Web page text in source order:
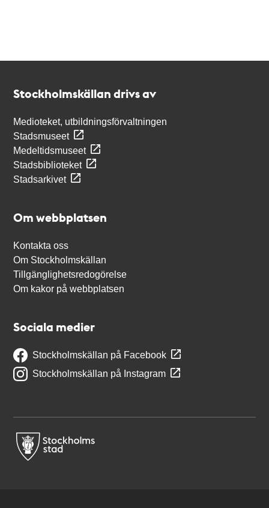
Stockholmskällan drivs av
Medioteket, utbildningsförvaltningen
Stadsmuseet
Medeltidsmuseet
Stadsbiblioteket
Stadsarkivet
Om webbplatsen
Kontakta oss
Om Stockholmskällan
Tillgänglighetsredogörelse
Om kakor på webbplatsen
Sociala medier
Stockholmskällan på Facebook
Stockholmskällan på Instagram